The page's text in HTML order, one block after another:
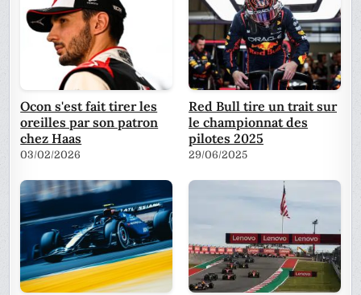
Ocon s'est fait tirer les
oreilles par son patron
chez Haas
03/02/2026
Red Bull tire un trait sur
le championnat des
pilotes 2025
29/06/2025